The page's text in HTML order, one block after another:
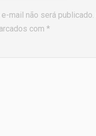
mail não será publicado.
com*